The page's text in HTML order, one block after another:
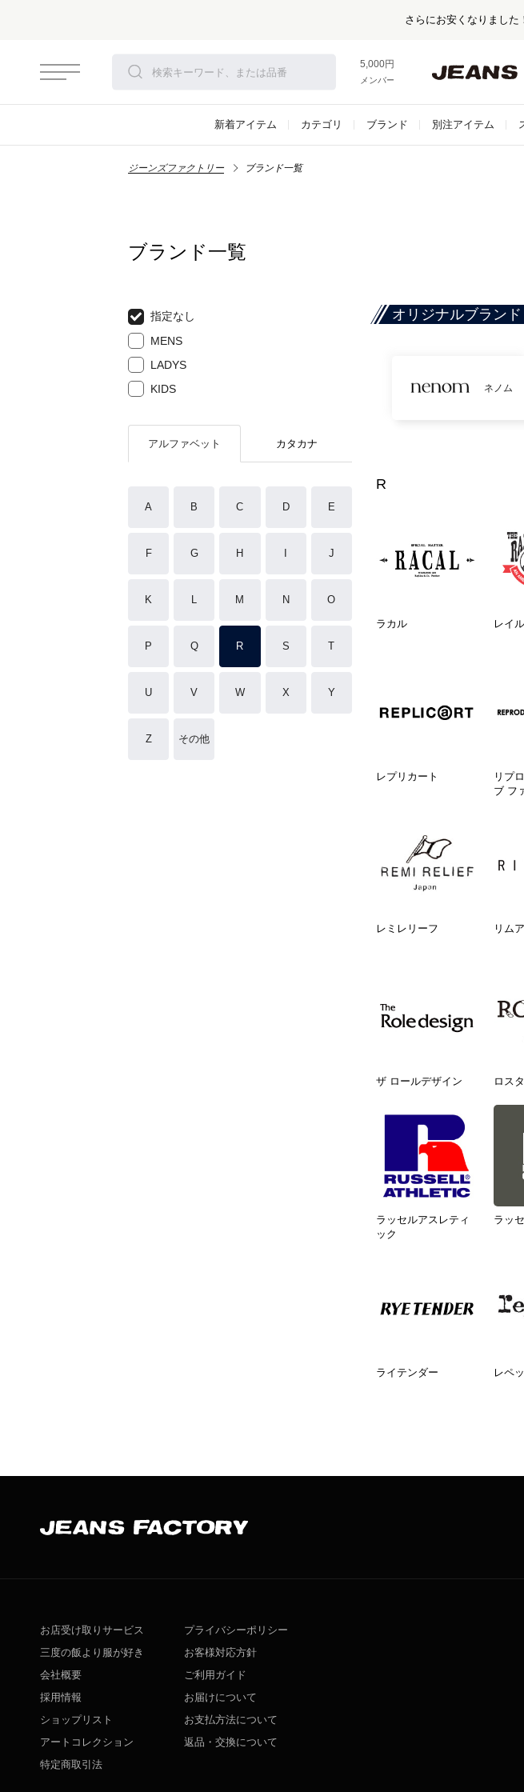
さらにお安くなりました
5,000円以上お買い上げで送料無料！
メンバー登録でお得な情報をゲット。さ
新着アイテム カテゴリ ブランド 別注アイテム
ジーンズファクトリー ブランド一覧
ブランド一覧
指定なし
MENS
LADYS
KIDS
アルファベット カタカナ
A B C D E
F G H J
K L M N O
P Q R S T
U V W X Y
Z その他
オリジナルブランド
ネノム
R
ラカル レイ
レプリカート
リプ
ブ フ
レミレリーフ リム
ザ ロールデザイン ロス
ラッセルアスレティ
ック
ラッ
ライテンダー レペ
お店受け取りサービス
三度の飯より服が好き
会社概要
採用情報
ショップリスト
アートコレクション
特定商取引法
プライバシーポリシー
お客様対応方針
ご利用ガイド
お届けについて
お支払方法について
返品・交換について